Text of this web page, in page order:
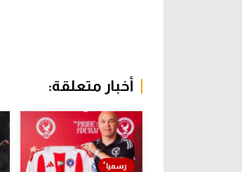
أخبار متعلقة: